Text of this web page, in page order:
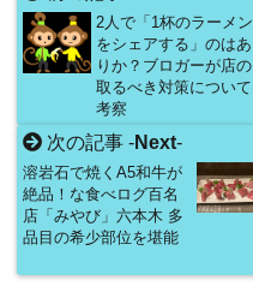
2人で「1杯のラーメン
をシェアする」のはあ
りか？ブロガーが店の
取るべき対策について
考察
次の記事 -Next-
溶岩石で焼くA5和牛が
絶品！な食べログ百名
店「みやび」六本木 多
品目の希少部位を堪能